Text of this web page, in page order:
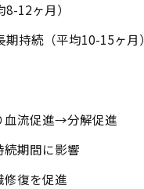
12ヶ月）
持続（平均10-15ヶ月）
血流促進→分解促進
期間に影響
復を促進